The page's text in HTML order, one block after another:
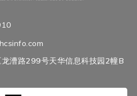
龙漕路299号天华信息科技园2幢B